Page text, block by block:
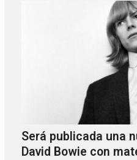
Será publicada una
David Bowie con